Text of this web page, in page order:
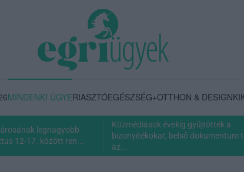
MINDENKI ÜGYERIASZTÓEGÉSZSÉG+OTTHON & DESIGN
legnagyobb
12-17. között ren...
Közmédiások évekig gyűjtötték a
bizonyítékokat, belső dokumentum
az...